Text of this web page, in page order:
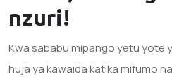
nzuri!
Kwa sababu mipango yetu yote
huja ya kawaida katika mifumo